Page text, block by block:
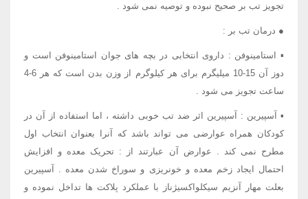
تجویز تب بر صحیح نبوده و توصیه نمی شود .
● درمان تب بر :
▪ استامینوفن : داروی انتخابی در بچه های جوان استامینوفن است و
دوز آن 15-10 میلیگرم برای هر کیلوگرم از وزن بدن است که هر 6-4
ساعت تجویز می شود .
▪ آسپیرین : آسپیرین اثر ضد تب خوبی داشته ، اما استفاده از آن در
کودکان همراه عوارضی می تواند باشد که آنرا بعنوان انتخاب اول
مطرح نمی کند . عوارض آن عبارتند از : تحریک معده و افزایش
احتمال ایجاد زخم معده و خونریزی و سوراخ شدن معده . آسپیرین
بعلت مهار آنزیم سیکلواکسیژناز با عملکرد پلاکت ها تداخل نموده و